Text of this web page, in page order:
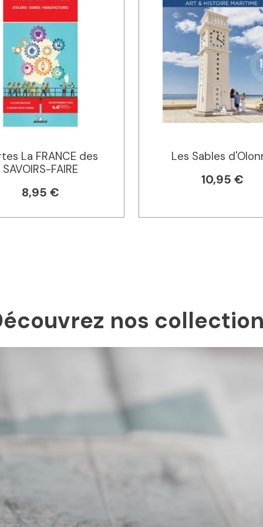
La FRANCE des
SAVOIRS-FAIRE
8,95 €
Les Sables
10,95 €
nos